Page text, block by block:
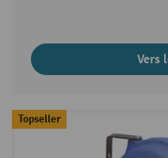
Vers
Topseller